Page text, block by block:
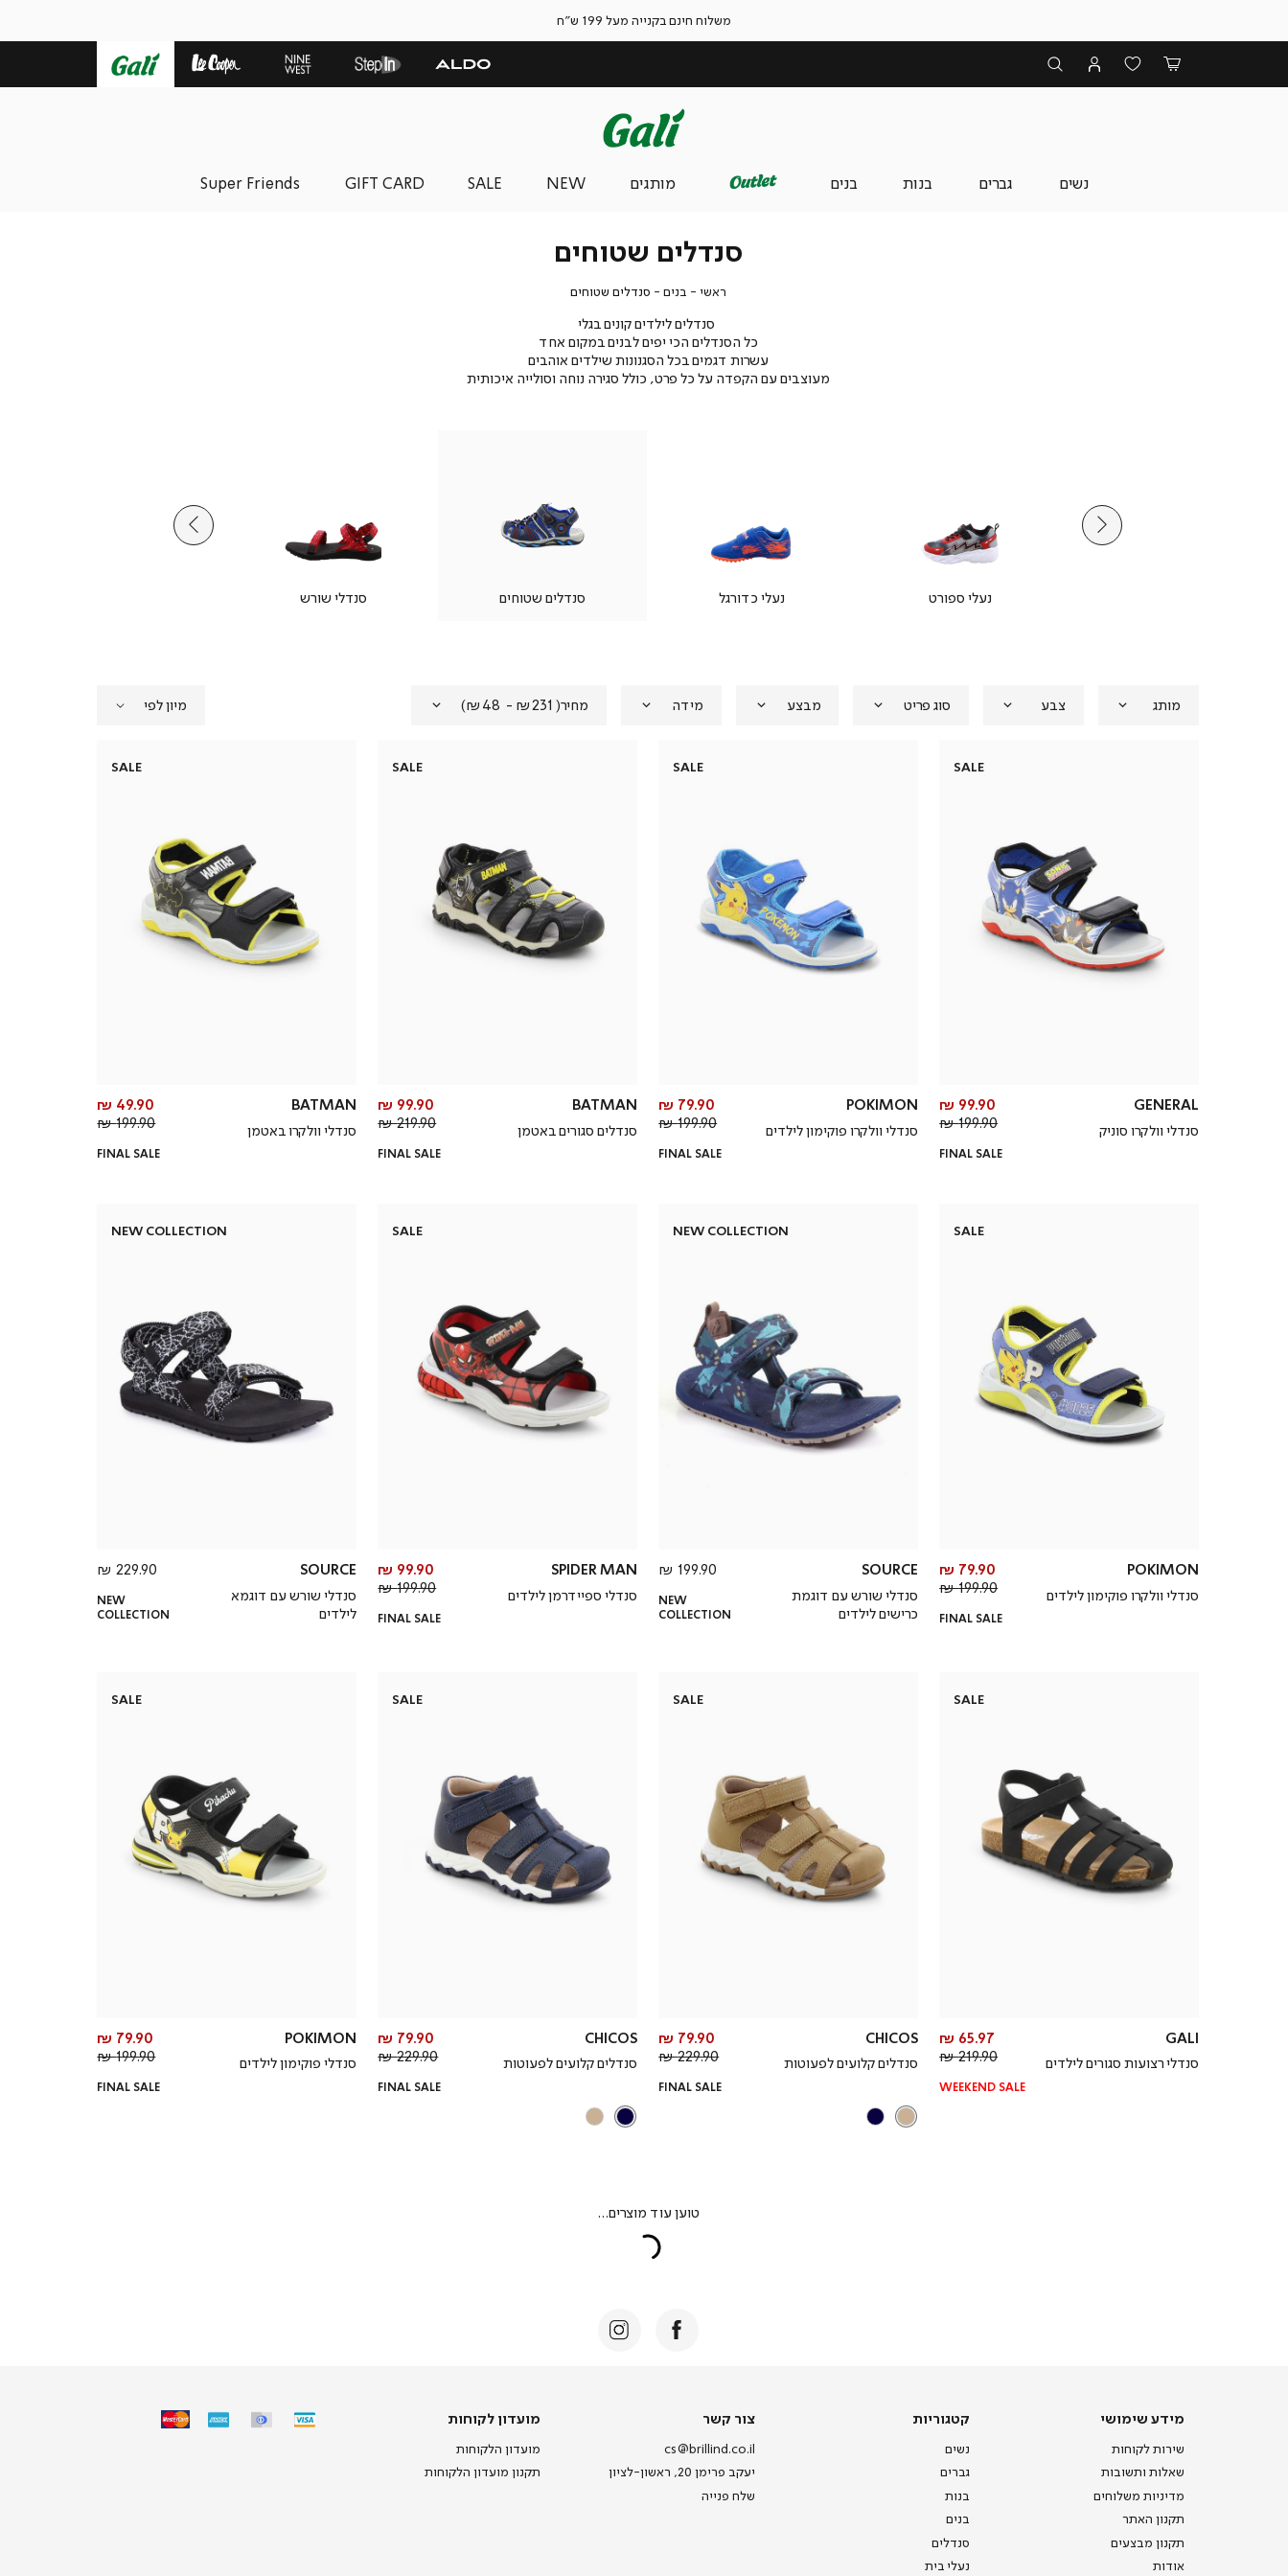
משלוח חינם בקנייה מעל 199 ש"ח
נשים גברים בנות בנים מותגים NEW
SALE
GIFT CARD
Super Friends
סנדלים שטוחים
ראשי ראשי
בנים בניםסנדלים שטוחיםסנדלים
סנדלים לילדים קונים בגלי
כל הסנדלים הכי יפים לבנים במקום אחד
עשרות דגמים בכל הסגנונות שילדים אוהבים
מעוצבים עם הקפדה על כל פרט, כולל סגירה נוחה וסולייה איכותית
נעלי ספורט נעלי כדורגל סנדלים שטוחים סנדלי שורש
מותג צבע סוג פריט מבצע מידה מחיר(
₪231 - ₪48
)
SALE
GENERAL
סנדלי וולקרו סוניק
מחיר
מוצר
99.90 ₪
מחיר
199.90 ₪
FINAL SALE
SALE
POKIMON
סנדלי וולקרו פוקימון לילדים
מחיר
מוצר
79.90 ₪
מחיר
199.90 ₪
FINAL SALE
SALE
BATMAN
סנדלים סגורים באטמן
מחיר
מוצר
99.90 ₪
מחיר
219.90 ₪
FINAL SALE
SALE
BATMAN
סנדלי וולקרו באטמן
מחיר
מוצר
49.90 ₪
מחיר
199.90 ₪
FINAL SALE
SALE
POKIMON
סנדלי וולקרו פוקימון לילדים
מחיר
מוצר
79.90 ₪
מחיר
199.90 ₪
FINAL SALE
NEW COLLECTION
SOURCE
סנדלי שורש עם דוגמת
כרישים לילדים
מחיר
199.90 ₪
NEW
COLLECTION
SALE
SPIDER MAN
סנדלי ספיידרמן לילדים
מחיר
מוצר
99.90 ₪
מחיר
199.90 ₪
FINAL SALE
NEW COLLECTION
SOURCE
סנדלי שורש עם דוגמא
לילדים
מחיר
229.90 ₪
NEW
COLLECTION
SALE
GALI
סנדלי רצועות סגורים לילדים
מחיר
מוצר
65.97 ₪
מחיר
219.90 ₪
WEEKEND SALE
SALE
CHICOS
סנדלים קלועים לפעוטות
מחיר
מוצר
79.90 ₪
מחיר
229.90 ₪
FINAL SALE
SALE
CHICOS
סנדלים קלועים לפעוטות
מחיר
מוצר
79.90 ₪
מחיר
229.90 ₪
FINAL SALE
SALE
POKIMON
סנדלי פוקימון לילדים
מחיר
מוצר
79.90 ₪
מחיר
199.90 ₪
FINAL SALE
מידע
מידע שימושי
שירות לקוחות
שאלות ותשובות
מדיניות משלוחים
תקנון האתר
תקנון מבצעים
אודות
קטגוריות
קטגוריות
נשים
גברים
בנות
בנים
סנדלים
נעלי בית
צור
צור קשר
cs@brillind.co.il
יעקב פרימן 20, ראשון-לציון
שלח פנייה
מועדון
מועדון לקוחות
מועדון הלקוחות
תקנון מועדון הלקוחות